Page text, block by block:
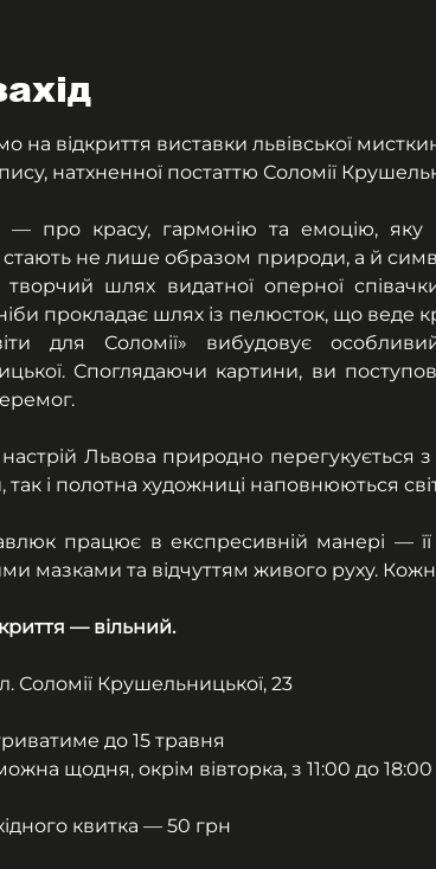
на відкриття виставки львівської
натхненної постаттю Соломії
— про красу, гармонію та емоцію, яку
не лише образом природи, а й
шлях видатної оперної
прокладає шлях із пелюсток, що веде
для Соломії» вибудовує
Споглядаючи картини, ви
Львова природно перегукується
так і полотна художниці наповнюються
працює в експресивній манері —
мазками та відчуттям живого руху.
— вільний.
Соломії Крушельницької, 23
до 15 травня
щодня, окрім вівторка, з 11:00 до 18:00
квитка — 50 грн